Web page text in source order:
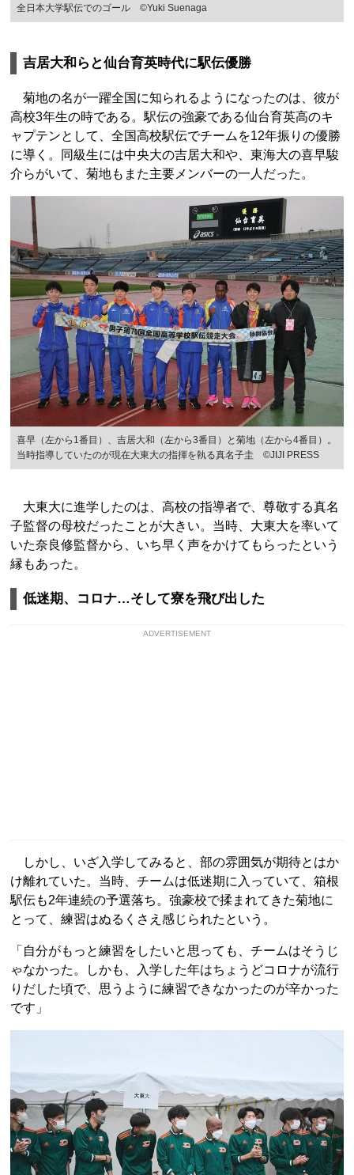
全日本大学駅伝でのゴール ©Yuki Suenaga
吉居大和らと仙台育英時代に駅伝優勝
菊地の名が一躍全国に知られるようになったのは、彼が
高校3年生の時である。駅伝の強豪である仙台育英高のキ
ャプテンとして、全国高校駅伝でチームを12年振りの優勝
に導く。同級生には中央大の吉居大和や、東海大の喜早駿
介らがいて、菊地もまた主要メンバーの一人だった。
喜早（左から1番目）、吉居大和（左から3番目）と菊地（左から4番目）。
当時指導していたのが現在大東大の指揮を執る真名子圭 ©JIJI PRESS
大東大に進学したのは、高校の指導者で、尊敬する真名
子監督の母校だったことが大きい。当時、大東大を率いて
いた奈良修監督から、いち早く声をかけてもらったという
縁もあった。
低迷期、コロナ…そして寮を飛び出した
ADVERTISEMENT
しかし、いざ入学してみると、部の雰囲気が期待とはか
け離れていた。当時、チームは低迷期に入っていて、箱根
駅伝も2年連続の予選落ち。強豪校で揉まれてきた菊地に
とって、練習はぬるくさえ感じられたという。
「自分がもっと練習をしたいと思っても、チームはそうじ
ゃなかった。しかも、入学した年はちょうどコロナが流行
りだした頃で、思うように練習できなかったのが辛かった
です」